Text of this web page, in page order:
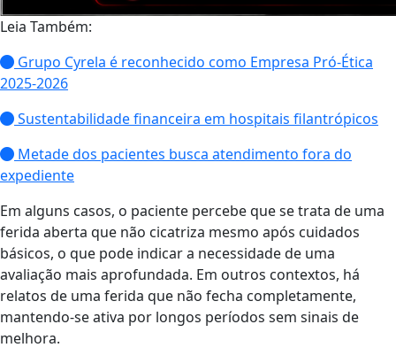
Leia Também:
Grupo Cyrela é reconhecido como Empresa Pró-Ética
2025-2026
Sustentabilidade financeira em hospitais filantrópicos
Metade dos pacientes busca atendimento fora do
expediente
Em alguns casos, o paciente percebe que se trata de uma
ferida aberta que não cicatriza mesmo após cuidados
básicos, o que pode indicar a necessidade de uma
avaliação mais aprofundada. Em outros contextos, há
relatos de uma ferida que não fecha completamente,
mantendo-se ativa por longos períodos sem sinais de
melhora.